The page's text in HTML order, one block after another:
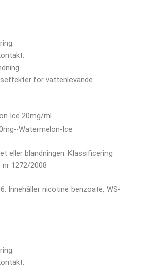
för vattenlevande
Ice 20mg/ml
eller blandningen. Klassificering
1272/2008
Innehåller nicotine benzoate, WS-